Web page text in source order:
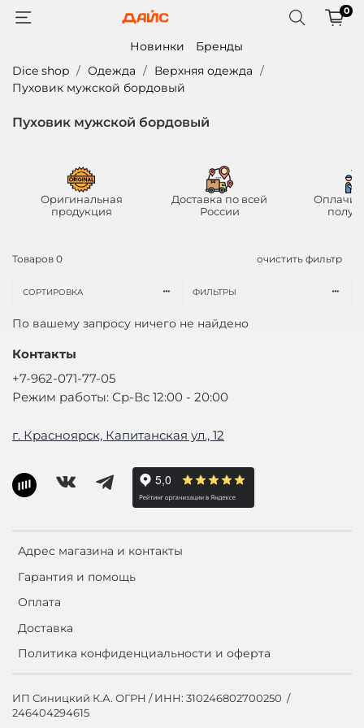
0
Новинки
Бренды
Dice shop
Одежда
Верхняя одежда
Пуховик мужской бордовый
Пуховик мужской бордовый
Оригинальная
продукция
Доставка по всей
России
Товаров 0 очистить фильтр
СОРТИРОВКА ФИЛЬТРЫ
По вашему запросу ничего не найдено
Адрес магазина и контакты
Гарантия и помощь
Оплата
Доставка
Политика конфиденциальности и оферта
Контакты
+7-962-071-77-05
Режим работы: Ср-Вс 12:00 - 20:00
г. Красноярск, Капитанская ул., 12
ИП Синицкий К.А. ОГРН / ИНН: 310246802700250 /
246404294615